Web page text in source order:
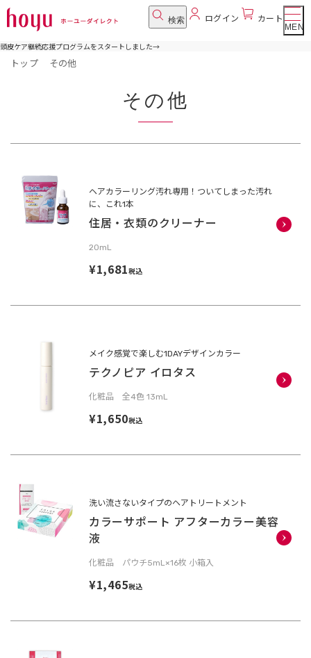
検索 ログイン
カート
MENU
頭皮ケア継続応援プログラムをスタートしました→
トップ その他
その他
ヘアカラーリング汚れ専用！ついてしまった汚れ
に、これ1本
住居・衣類のクリーナー
20mL
¥1,681税込
メイク感覚で楽しむ1DAYデザインカラー
テクノピア イロタス
化粧品 全4色 13mL
¥1,650税込
洗い流さないタイプのヘアトリートメント
カラーサポート アフターカラー美容
液
化粧品 パウチ5mL×16枚 小箱入
¥1,465税込